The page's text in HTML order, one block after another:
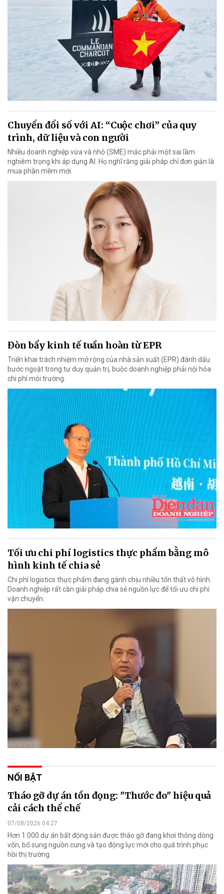
Chuyển đổi số với AI: “Cuộc chơi” của quy
trình, dữ liệu và con người
Nhiều doanh nghiệp vừa và nhỏ (SME) mắc phải một sai lầm
nghiêm trọng khi áp dụng AI. Họ nghĩ rằng giải pháp chỉ đơn giản là
mua phần mềm mới.
Đòn bẩy kinh tế tuần hoàn từ EPR
Triển khai trách nhiệm mở rộng của nhà sản xuất (EPR) đánh dấu
bước ngoặt trong tư duy quản trị, buộc doanh nghiệp phải nội hóa
chi phí môi trường.
Tối ưu chi phí logistics thực phẩm bằng mô
hình kinh tế chia sẻ
Chi phí logistics thực phẩm đang gánh chịu nhiều tổn thất vô hình.
Doanh nghiệp rất cần giải pháp chia sẻ nguồn lực để tối ưu chi phí
vận chuyển.
NỔI BẬT
Tháo gỡ dự án tồn đọng: "Thước đo" hiệu quả
cải cách thể chế
07/08/2026 04:27
Hơn 1.000 dự án bất động sản được tháo gỡ đang khơi thông dòng
vốn, bổ sung nguồn cung và tạo động lực mới cho quá trình phục
hồi thị trường.